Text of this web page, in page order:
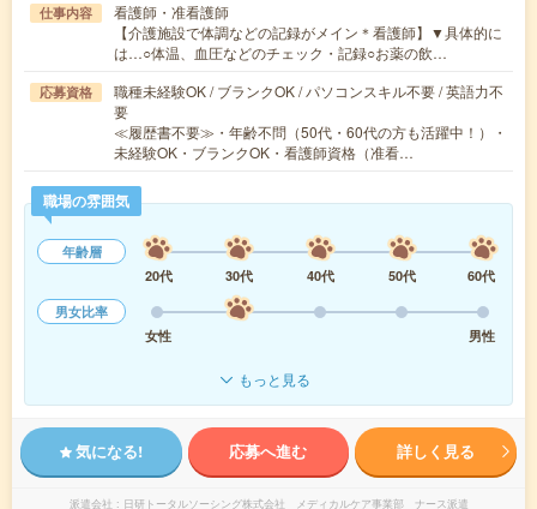
仕事内容
看護師・准看護師
【介護施設で体調などの記録がメイン＊看護師】▼具体的に
は…○体温、血圧などのチェック・記録○お薬の飲…
応募資格
職種未経験OK / ブランクOK / パソコンスキル不要 / 英語力不
要
≪履歴書不要≫・年齢不問（50代・60代の方も活躍中！）・
未経験OK・ブランクOK・看護師資格（准看…
職場の雰囲気
年齢層
20代
30代 40代 50代
60代
男女比率
女性
男性
もっと見る
気になる! 応募へ進む 詳しく見る
派遣会社 日研トータルソーシング株式会社 メディカルケア事業部 ナース派遣